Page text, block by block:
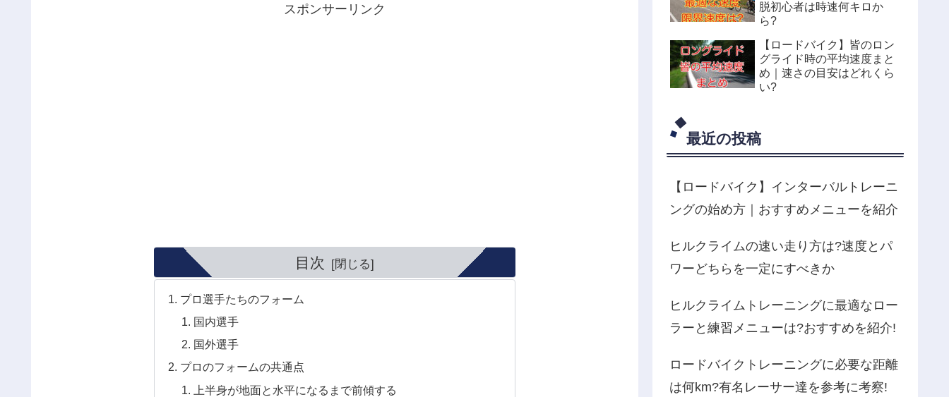
スポンサーリンク
目次
プロ選手たちのフォーム
国内選手
国外選手
プロのフォームの共通点
上半身が地面と水平になるまで前傾する
脱初心者は時速何キロか
ら?
【ロードバイク】皆のロン
グライド時の平均速度まと
め｜速さの目安はどれくら
い?
最近の投稿
【ロードバイク】インターバルトレーニ
ングの始め方｜おすすめメニューを紹介
ヒルクライムの速い走り方は?速度とパ
ワーどちらを一定にすべきか
ヒルクライムトレーニングに最適なロー
ラーと練習メニューは?おすすめを紹介!
ロードバイクトレーニングに必要な距離
は何km?有名レーサー達を参考に考察!